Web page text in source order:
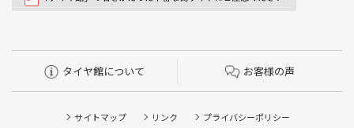
タイヤ館について お客様の声
サイトマップ リンク
プライバシーポリシー